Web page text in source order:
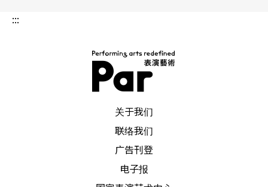
:::
关于我们
联络我们
广告刊登
电子报